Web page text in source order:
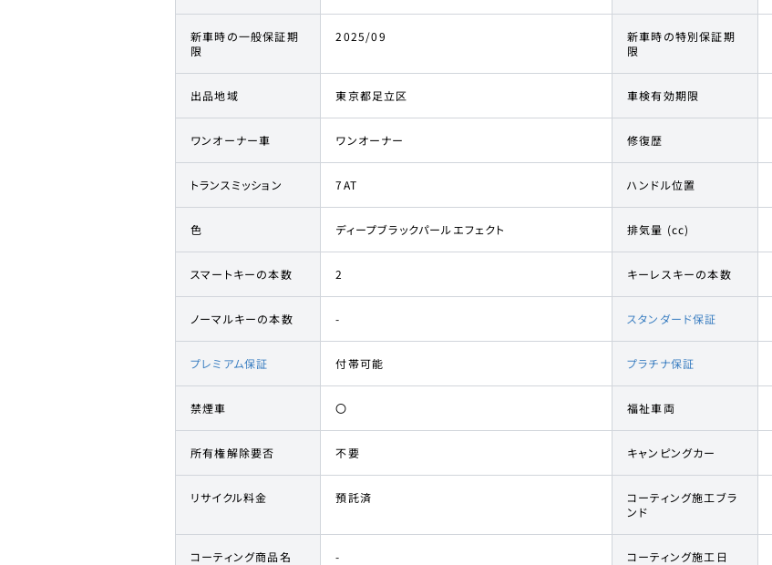
新車時の一般保証期
限
2025/09
新車時の特別保証期
限
出品地域 東京都足立区 車検有効期限
ワンオーナー車 ワンオーナー 修復歴
トランスミッション 7AT ハンドル位置
色 ディープブラックパールエフェクト 排気量 (cc)
スマートキーの本数 2 キーレスキーの本数
ノーマルキーの本数 - スタンダード保証
プレミアム保証 付帯可能 プラチナ保証
禁煙車 〇 福祉車両
所有権解除要否 不要 キャンピングカー
リサイクル料金 預託済
コーティング施工ブラ
ンド
コーティング商品名 - コーティング施工日